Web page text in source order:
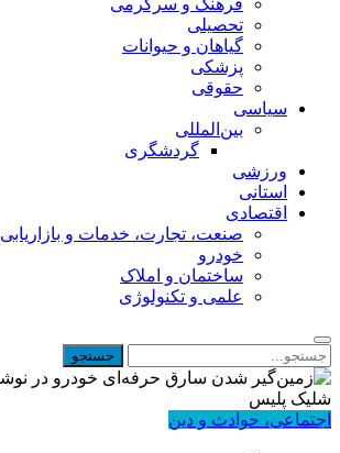
فرهنگ و سرگرمی
تحصیلی
گیاهان و حیوانات
پزشکی
حقوقی
سیاسی
بین‌المللی
گردشگری
ورزشی
استانی
اقتصادی
صنعت، تجارت، خدمات و بازاریابی
خودرو
ساختمان و املاک
علمی و تکنولوژی
اجتماعی، حوادث و دین